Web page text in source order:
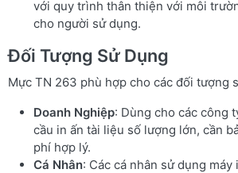
với quy trình thân thiện với môi
cho người sử dụng.
Đối Tượng Sử Dụng
Mực TN 263 phù hợp cho các đối tượng
Doanh Nghiệp: Dùng cho các công
cầu in ấn tài liệu số lượng lớn, cần
phí hợp lý.
Cá Nhân: Các cá nhân sử dụng